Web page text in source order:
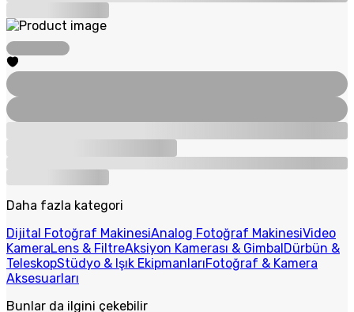
Daha fazla kategori
Dijital Fotoğraf MakinesiAnalog Fotoğraf MakinesiVideo
KameraLens & FiltreAksiyon Kamerası & GimbalDürbün &
TeleskopStüdyo & Işık EkipmanlarıFotoğraf & Kamera
Aksesuarları
Bunlar da ilgini çekebilir